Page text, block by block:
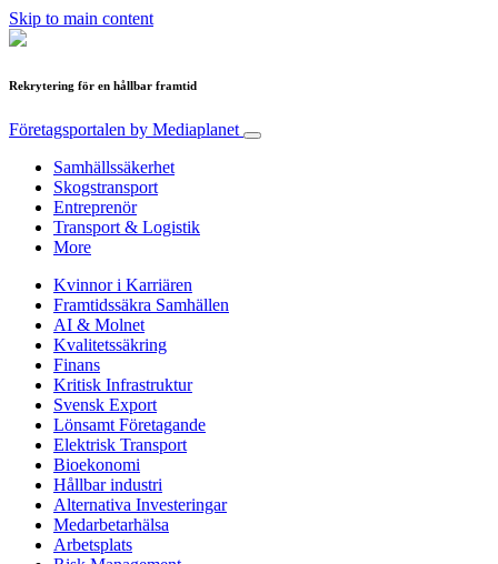
Skip to main content
Rekrytering för en hållbar framtid
Företagsportalen by Mediaplanet
Samhällssäkerhet
Skogstransport
Entreprenör
Transport & Logistik
More
Kvinnor i Karriären
Framtidssäkra Samhällen
AI & Molnet
Kvalitetssäkring
Finans
Kritisk Infrastruktur
Svensk Export
Lönsamt Företagande
Elektrisk Transport
Bioekonomi
Hållbar industri
Alternativa Investeringar
Medarbetarhälsa
Arbetsplats